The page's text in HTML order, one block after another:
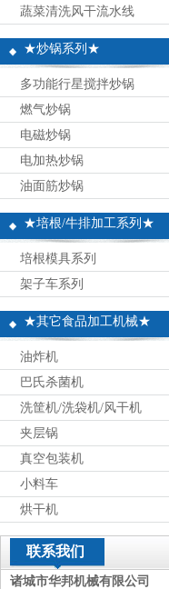
蔬菜清洗风干流水线
★炒锅系列★
多功能行星搅拌炒锅
燃气炒锅
电磁炒锅
电加热炒锅
油面筋炒锅
★培根/牛排加工系列★
培根模具系列
架子车系列
★其它食品加工机械★
油炸机
巴氏杀菌机
洗筐机/洗袋机/风干机
夹层锅
真空包装机
小料车
烘干机
联系我们
诸城市华邦机械有限公司